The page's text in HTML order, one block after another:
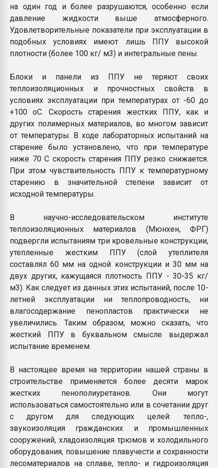
на один год и более разрушаются, особенно если
давление жидкости выше атмосферного.
Удовлетворительные показатели при эксплуатации в
подобных условиях имеют лишь ППУ высокой
плотности (более 100 кг/ м3) и интегральные пены.
Блоки и панели из ППУ не теряют своих
теплоизоляционных и прочностных свойств в
условиях эксплуатации при температурах от -60 до
+100 оС. Скорость старения жестких ППУ, как и
других полимерных материалов, во многом зависит
от температуры. В ходе лабораторных испытаний на
старение было установлено, что при температуре
ниже 70 С скорость старения ППУ резко снижается.
При этом чувствительность ППУ к температурному
старению в значительной степени зависит от
исходной температуры.
В научно-исследовательском институте
теплоизоляционных материалов (Мюнхен, ФРГ)
подвергли испытаниям три кровельные конструкции,
утепленные жестким ППУ (слой утеплителя
составлял 60 мм на одной конструкции и 30 мм на
двух других, кажущаяся плотность ППУ - 30-35 кг/
м3). Как следует из данных этих испытаний, после 10-
летней эксплуатации ни теплопроводность, ни
влагосодержание пенопластов практически не
увеличились. Таким образом, можно сказать, что
жесткий ППУ в буквальном смысле выдержал
испытание временем.
В настоящее время на территории нашей страны в
строительстве применяется более десяти марок
жестких пенополиуретанов. Они могут
использоваться самостоятельно или в сочетании друг
с другом для следующих целей: тепло-,
звукоизоляция гражданских и промышленных
сооружений, хладоизоляция трюмов и холодильного
оборудования, повышение плавучести и сохранности
лесоматериалов на сплаве, тепло- и гидроизоляция